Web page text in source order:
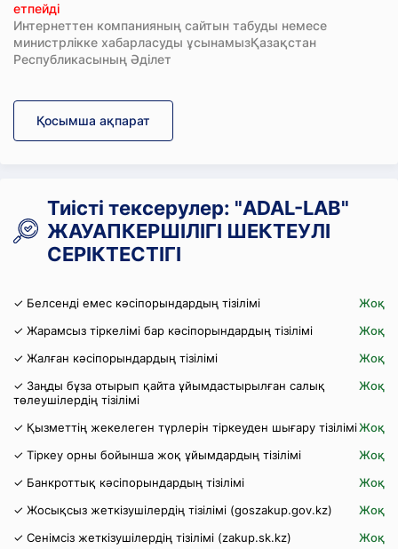
етпейді
Интернеттен компанияның сайтын табуды немесе
министрлікке хабарласуды ұсынамызҚазақстан
Республикасының Әділет
Қосымша ақпарат
Тиісті тексерулер: "ADAL-LAB"
ЖАУАПКЕРШІЛІГІ ШЕКТЕУЛІ
СЕРІКТЕСТІГІ
✓ Белсенді емес кәсіпорындардың тізілімі
Жоқ
✓ Жарамсыз тіркелімі бар кәсіпорындардың тізілімі
Жоқ
✓ Жалған кәсіпорындардың тізілімі
Жоқ
✓ Заңды бұза отырып қайта ұйымдастырылған салық
төлеушілердің тізілімі
Жоқ
✓ Қызметтің жекелеген түрлерін тіркеуден шығару тізіліміЖоқ
✓ Тіркеу орны бойынша жоқ ұйымдардың тізілімі
Жоқ
✓ Банкроттық кәсіпорындардың тізілімі
Жоқ
✓ Жосықсыз жеткізушілердің тізілімі (goszakup.gov.kz)
Жоқ
✓ Сенімсіз жеткізушілердің тізілімі (zakup.sk.kz)
Жоқ